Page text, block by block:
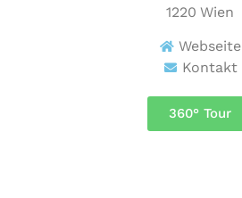
1220 Wien
Webseite
Kontakt
360° Tour